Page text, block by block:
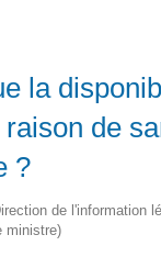
la
de
?
de l'information
ministre)